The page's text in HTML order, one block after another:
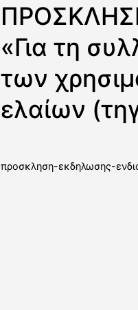
«Για τη
των
ελαίων
προσκληση-εκδηλωσης-